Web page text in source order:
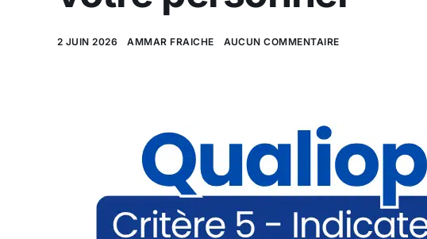
2 JUIN 2026 AMMAR FRAICHE AUCUN COMMENTAIRE